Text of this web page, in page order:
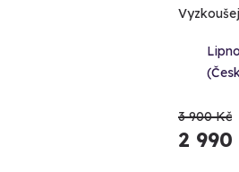
3 900 Kč
2 990